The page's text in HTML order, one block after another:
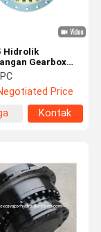
Hidrolik
Gearbox
Parts Digger
JS205 Final
Price
Kontak